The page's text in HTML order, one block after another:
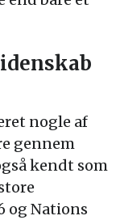
nogle af
gennem
kendt som
og Nations